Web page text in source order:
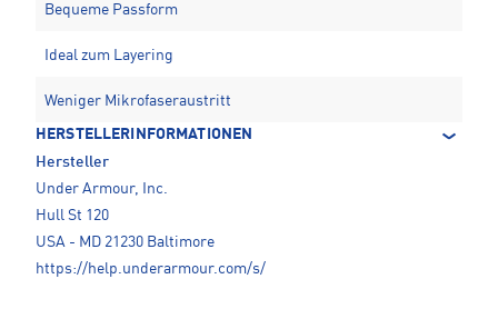
Bequeme Passform
Ideal zum Layering
Weniger Mikrofaseraustritt
HERSTELLERINFORMATIONEN
Hersteller
Under Armour, Inc.
Hull St 120
USA - MD 21230 Baltimore
https://help.underarmour.com/s/